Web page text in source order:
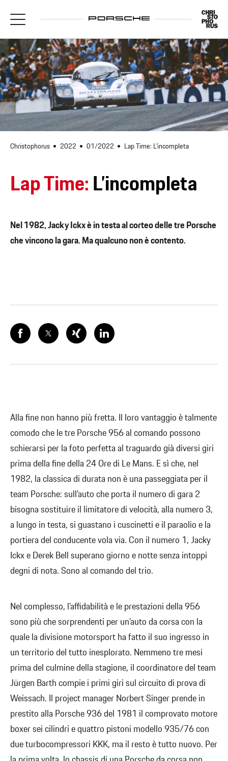
Christophorus 2022 01/2022 Lap Time: L’incompleta
Lap Time:L’incompleta
Nel 1982, Jacky Ickx è in testa al corteo delle tre Porsche
che vincono la gara. Ma qualcuno non è contento.
Alla fine non hanno più fretta. Il loro vantaggio è talmente
comodo che le tre Porsche 956 al comando possono
schierarsi per la foto perfetta al traguardo già diversi giri
prima della fine della 24 Ore di Le Mans. E sì che, nel
1982, la classica di durata non è una passeggiata per il
team Porsche: sull’auto che porta il numero di gara 2
bisogna sostituire il limitatore di velocità, alla numero 3,
a lungo in testa, si guastano i cuscinetti e il paraolio e la
portiera del conducente vola via. Con il numero 1, Jacky
Ickx e Derek Bell superano giorno e notte senza intoppi
degni di nota. Sono al comando del trio.
Nel complesso, l’affidabilità e le prestazioni della 956
sono più che sorprendenti per un’auto da corsa con la
quale la divisione motorsport ha fatto il suo ingresso in
un territorio del tutto inesplorato. Nemmeno tre mesi
prima del culmine della stagione, il coordinatore del team
Jürgen Barth compie i primi giri sul circuito di prova di
Weissach. Il project manager Norbert Singer prende in
prestito alla Porsche 936 del 1981 il comprovato motore
boxer sei cilindri e quattro pistoni modello 935/76 con
due turbocompressori KKK, ma il resto è tutto nuovo. Per